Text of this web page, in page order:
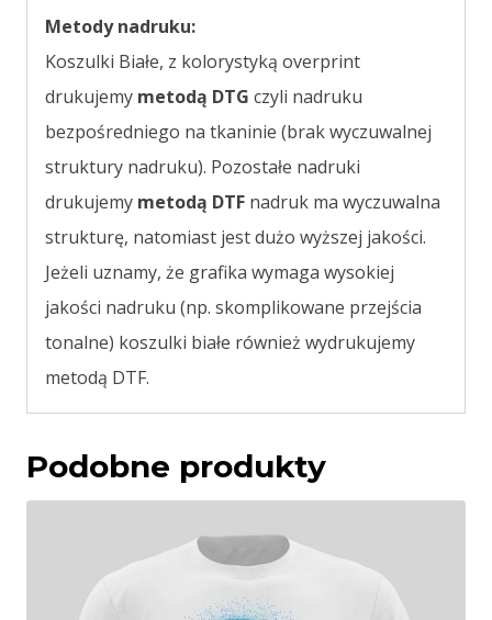
Metody nadruku:
Koszulki Białe, z kolorystyką overprint
drukujemy metodą DTG czyli nadruku
bezpośredniego na tkaninie (brak wyczuwalnej
struktury nadruku). Pozostałe nadruki
drukujemy metodą DTF nadruk ma wyczuwalna
strukturę, natomiast jest dużo wyższej jakości.
Jeżeli uznamy, że grafika wymaga wysokiej
jakości nadruku (np. skomplikowane przejścia
tonalne) koszulki białe również wydrukujemy
metodą DTF.
Podobne produkty